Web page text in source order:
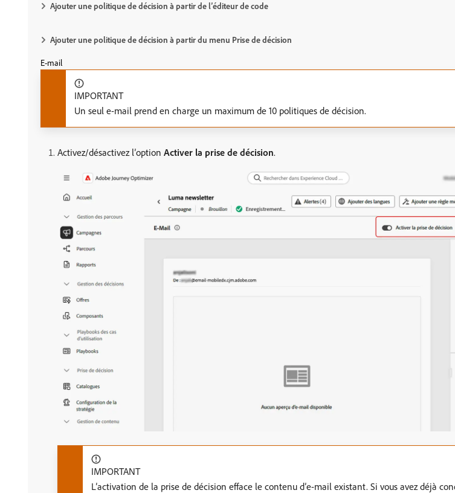
Ajouter une politique de décision à partir de l’éditeur de code
Ajouter une politique de décision à partir du menu Prise de décision
E-mail
IMPORTANT
Un seul e-mail prend en charge un maximum de 10 politiques de décision.
Activez/désactivez l’option Activer la prise de décision.
IMPORTANT
L’activation de la prise de décision efface le contenu d’e-mail existant. Si vous avez déjà